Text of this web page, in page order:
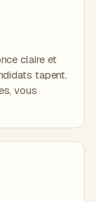
claire et
tapent.
vous